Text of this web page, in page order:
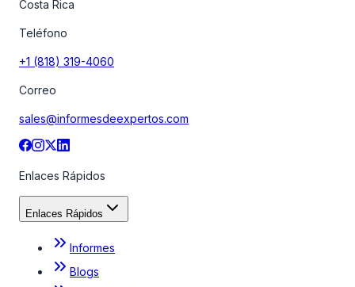
Costa Rica
Teléfono
+1 (818) 319-4060
Correo
sales@informesdeexpertos.com
Enlaces Rápidos
Enlaces Rápidos
Informes
Blogs